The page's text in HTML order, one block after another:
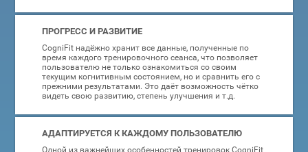
ПРОГРЕСС И РАЗВИТИЕ
CogniFit надёжно хранит все данные, полученные по
время каждого тренировочного сеанса, что позволяет
пользователю не только ознакомиться со своим
текущим когнитивным состоянием, но и сравнить его с
прежними результатами. Это даёт возможность чётко
видеть свою развитию, степень улучшения и т.д.
АДАПТИРУЕТСЯ К КАЖДОМУ ПОЛЬЗОВАТЕЛЮ
Одной из важнейших особенностей тренировок CogniFit